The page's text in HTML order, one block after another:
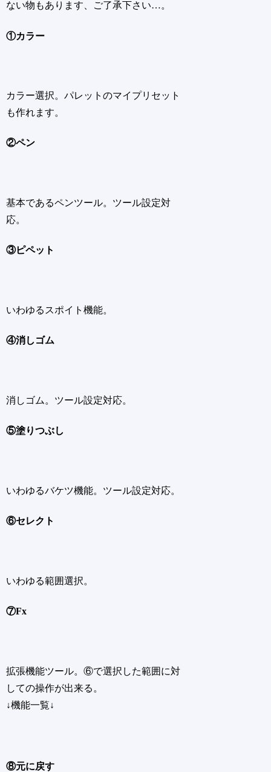
ない物もあります、ご了承下さい…。
①カラー
カラー選択。パレットのマイプリセット
も作れます。
②ペン
基本であるペンツール。ツール設定対
応。
③ピペット
いわゆるスポイト機能。
④消しゴム
消しゴム。ツール設定対応。
⑤塗りつぶし
いわゆるバケツ機能。ツール設定対応。
⑥セレクト
いわゆる範囲選択。
⑦Fx
拡張機能ツール。⑥で選択した範囲に対
しての操作が出来る。
↓機能一覧↓
⑧元に戻す